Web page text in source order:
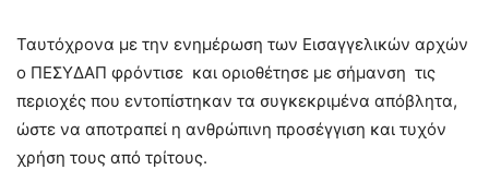
Ταυτόχρονα με την ενημέρωση των Εισαγγελικών αρχών
ο ΠΕΣΥΔΑΠ φρόντισε και οριοθέτησε με σήμανση τις
περιοχές που εντοπίστηκαν τα συγκεκριμένα απόβλητα,
ώστε να αποτραπεί η ανθρώπινη προσέγγιση και τυχόν
χρήση τους από τρίτους.